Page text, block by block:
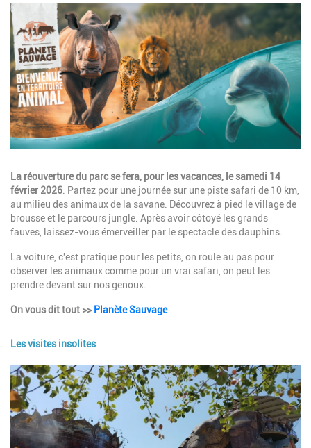
Image
Description
La réouverture du parc se fera, pour les vacances, le samedi 14
février 2026 . Partez pour une journée sur une piste safari de 10 km,
au milieu des animaux de la savane. Découvrez à pied le village de
brousse et le parcours jungle. Après avoir côtoyé les grands
fauves,
laissez-vous émerveiller par le spectacle des dauphins
La voiture, c'est pratique pour les petits, on roule au pas pour
observer les animaux comme pour un vrai safari, on peut les
prendre devant sur nos genoux.
On vous dit tout >> Planète Sauvage
Les visites insolites
Image